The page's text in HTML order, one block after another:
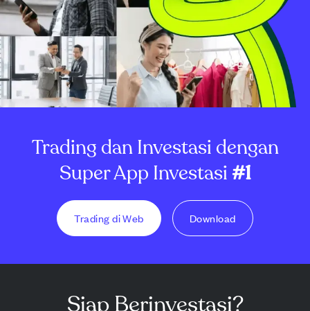
Trading dan Investasi dengan
Super App Investasi#1
Trading di Web Download
Siap Berinvestasi?